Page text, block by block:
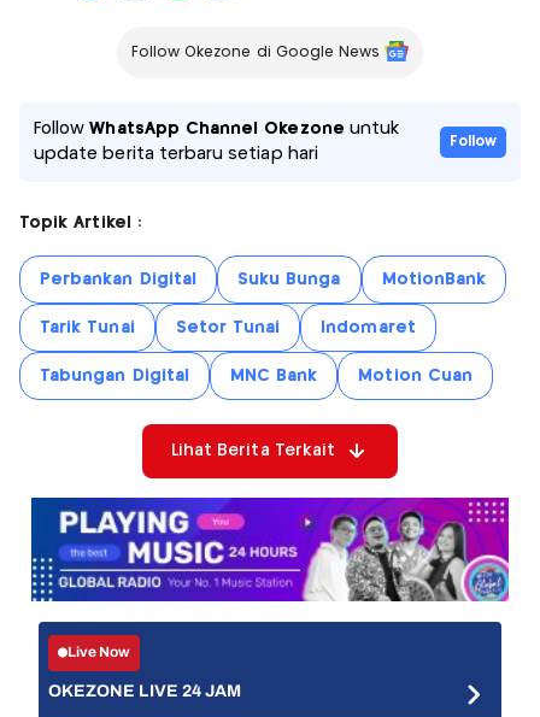
Follow Okezone di Google News
FollowWhatsApp Channel Okezone untuk
update berita terbaru setiap hari
Follow
Topik Artikel :
Perbankan Digital Suku Bunga MotionBank
Tarik Tunai Setor Tunai Indomaret
Tabungan Digital MNC Bank Motion Cuan
Lihat Berita Terkait
Live Now
OKEZONE LIVE 24 JAM